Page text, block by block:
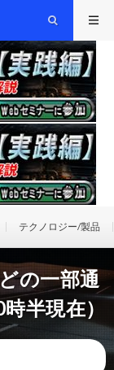
テクノロジー/製品
の一部通
半現在）